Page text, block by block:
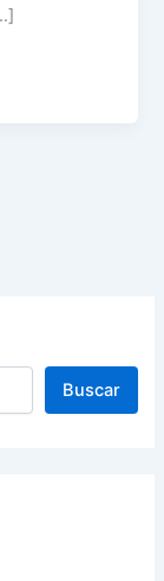
Buscar